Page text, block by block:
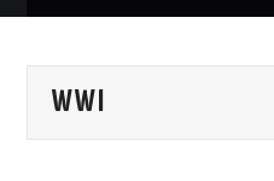
QUI SUIS-JE?
WWI